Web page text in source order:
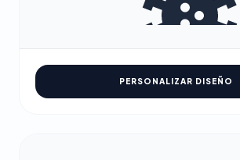
PERSONALIZAR DISEÑO